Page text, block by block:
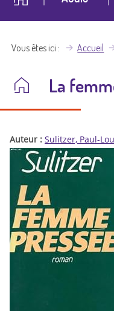
Vous êtes ici Accueil
La
Auteur : Sulitzer, Paul-